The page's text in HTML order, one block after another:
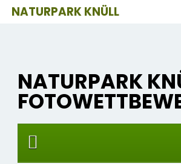
NATURPARK KNÜLL
NATURPARK